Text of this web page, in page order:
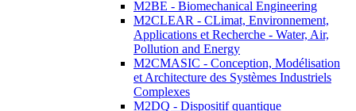
M2BE - Biomechanical Engineering
M2CLEAR - CLimat, Environnement,
Applications et Recherche - Water, Air,
Pollution and Energy
M2CMASIC - Conception, Modélisation
et Architecture des Systèmes Industriels
Complexes
M2DQ - Dispositif quantique